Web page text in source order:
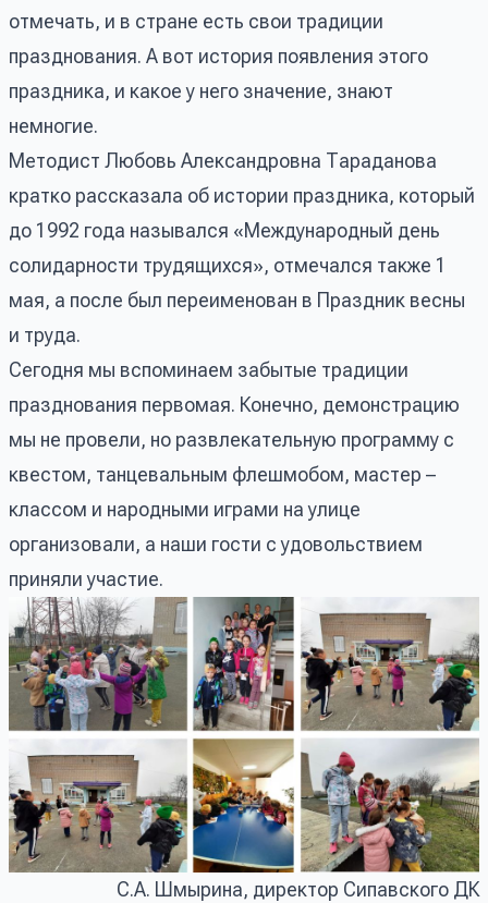
отмечать, и в стране есть свои традиции
празднования. А вот история появления этого
праздника, и какое у него значение, знают
немногие.
Методист Любовь Александровна Тараданова
кратко рассказала об истории праздника, который
до 1992 года назывался «Международный день
солидарности трудящихся», отмечался также 1
мая, а после был переименован в Праздник весны
и труда.
Сегодня мы вспоминаем забытые традиции
празднования первомая. Конечно, демонстрацию
мы не провели, но развлекательную программу с
квестом, танцевальным флешмобом, мастер –
классом и народными играми на улице
организовали, а наши гости с удовольствием
приняли участие.
С.А. Шмырина, директор Сипавского ДК